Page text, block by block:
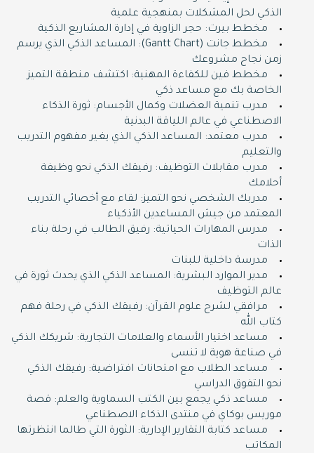
الذكي لحل المشكلات بمنهجية علمية
مخطط بيرت: حجر الزاوية في إدارة المشاريع الذكية
مخطط جانت (Gantt Chart): المساعد الذكي الذي يرسم
زمن نجاح مشروعك
مخطط فين للكفاءة المهنية: اكتشف منطقة التميز
الخاصة بك مع مساعد ذكي
مدرب تنمية العضلات وكمال الأجسام: ثورة الذكاء
الاصطناعي في عالم اللياقة البدنية
مدرب معتمد: المساعد الذكي الذي يغير مفهوم التدريب
والتعليم
مدرب مقابلات التوظيف: رفيقك الذكي نحو وظيفة
أحلامك
مدربك الشخصي نحو التميز: لقاء مع أخصائي التدريب
المعتمد من جيش المساعدين الأذكياء
مدرس المهارات الحياتية: رفيق الطالب في رحلة بناء
الذات
مدرسة داخلية للبنات
مدير الموارد البشرية: المساعد الذكي الذي يحدث ثورة في
عالم التوظيف
مرافقي لشرح علوم القرآن: رفيقك الذكي في رحلة فهم
كتاب الله
مساعد اختيار الأسماء والعلامات التجارية: شريكك الذكي
في صناعة هوية لا تنسى
مساعد الطلاب مع امتحانات افتراضية: رفيقك الذكي
نحو التفوق الدراسي
مساعد ذكي يجمع بين الكتب السماوية والعلم: قصة
موريس بوكاي في منتدى الذكاء الاصطناعي
مساعد كتابة التقارير الإدارية: الثورة التي طالما انتظرتها
المكاتب